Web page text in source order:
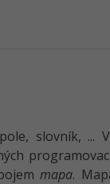
slovník, ...
mapa.